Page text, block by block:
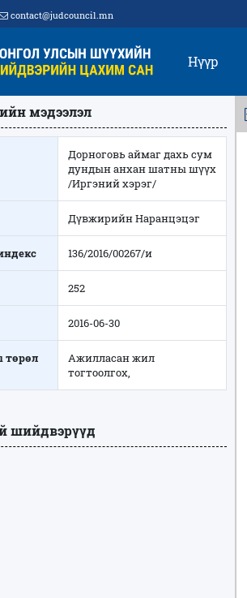
contact@judcouncil.mn
Нүүр
мэдээлэл
Дорноговь аймаг дахь сум
дундын анхан шатны шүүх
/Иргэний хэрэг/
Дүвжирийн Наранцэцэг
136/2016/00267/и
252
2016-06-30
төрөл
Ажилласан жил
тогтоолгох,
шийдвэрүүд